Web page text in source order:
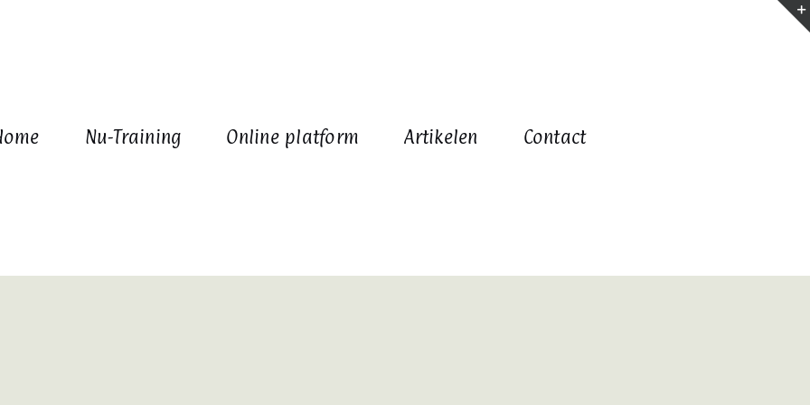
Nu-Training Online platform Artikelen Contact